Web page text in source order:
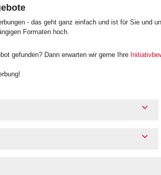
- das geht ganz einfach und ist für Sie und
Formaten hoch.
gefunden? Dann erwarten wir gerne Ihre